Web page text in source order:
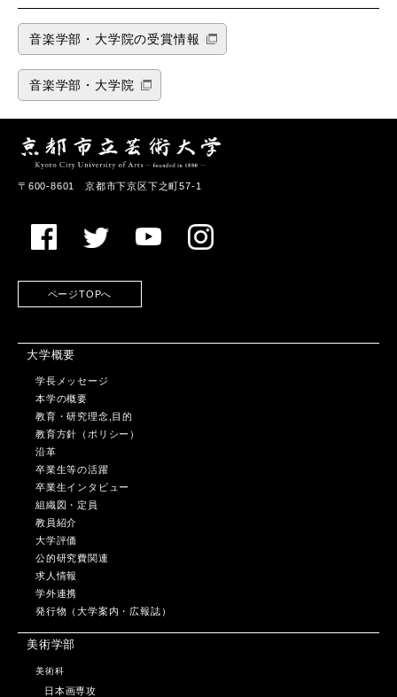
音楽学部・大学院の受賞情報
音楽学部・大学院
〒600-8601 京都市下京区下之町57-1
ページTOPへ
大学概要
学長メッセージ
本学の概要
教育・研究理念,目的
教育方針（ポリシー）
沿革
卒業生等の活躍
卒業生インタビュー
組織図・定員
教員紹介
大学評価
公的研究費関連
求人情報
学外連携
発行物（大学案内・広報誌）
美術学部
美術科
日本画専攻